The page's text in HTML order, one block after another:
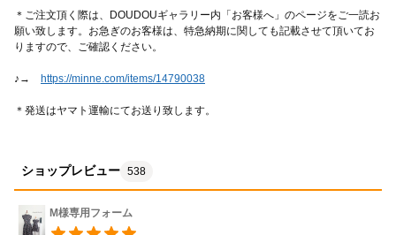
＊ご注文頂く際は、DOUDOUギャラリー内「お客様へ」のページをご一読お
願い致します。お急ぎのお客様は、特急納期に関しても記載させて頂いてお
♪→ https://minne.com/items/14790038
＊発送はヤマト運輸にてお送り致します。
ショップレビュー 538
M様専用フォーム